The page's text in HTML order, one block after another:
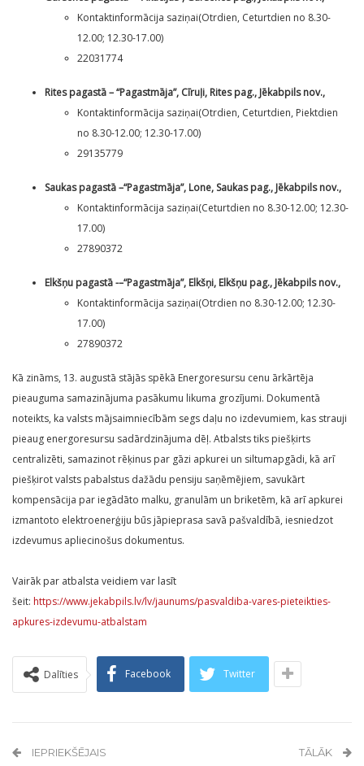
Kontaktinformācija saziņai(Otrdien, Ceturtdien no 8.30-
12.00; 12.30-17.00)
22031774
Rites pagastā – “Pagastmāja”, Cīruļi, Rites pag., Jēkabpils nov.,
Kontaktinformācija saziņai(Otrdien, Ceturtdien, Piektdien
no 8.30-12.00; 12.30-17.00)
29135779
Saukas pagastā –“Pagastmāja”, Lone, Saukas pag., Jēkabpils nov.,
Kontaktinformācija saziņai(Ceturtdien no 8.30-12.00; 12.30-
17.00)
27890372
Elkšņu pagastā -–“Pagastmāja”, Elkšņi, Elkšņu pag., Jēkabpils nov.,
Kontaktinformācija saziņai(Otrdien no 8.30-12.00; 12.30-
17.00)
27890372
Kā zināms, 13. augustā stājās spēkā Energoresursu cenu ārkārtēja
pieauguma samazinājuma pasākumu likuma grozījumi. Dokumentā
noteikts, ka valsts mājsaimniecībām segs daļu no izdevumiem, kas strauji
pieaug energoresursu sadārdzinājuma dēļ. Atbalsts tiks piešķirts
centralizēti, samazinot rēķinus par gāzi apkurei un siltumapgādi, kā arī
piešķirot valsts pabalstus dažādu pensiju saņēmējiem, savukārt
kompensācija par iegādāto malku, granulām un briketēm, kā arī apkurei
izmantoto elektroenerģiju būs jāpieprasa savā pašvaldībā, iesniedzot
izdevumus apliecinošus dokumentus.
Vairāk par atbalsta veidiem var lasīt
šeit: https://www.jekabpils.lv/lv/jaunums/pasvaldiba-vares-pieteikties-
apkures-izdevumu-atbalstam
Dalīties Facebook Twitter
IEPRIEKŠĒJAIS TĀLĀK